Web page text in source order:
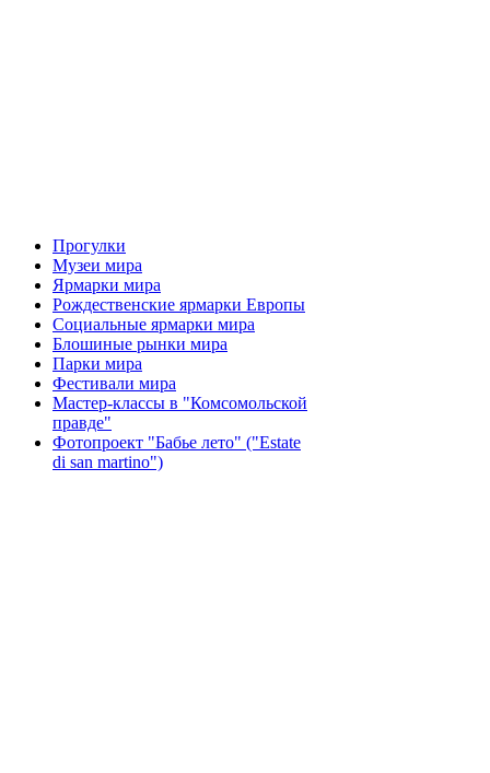
Прогулки
Музеи мира
Ярмарки мира
Рождественские ярмарки Европы
Социальные ярмарки мира
Блошиные рынки мира
Парки мира
Фестивали мира
Мастер-классы в "Комсомольской
правде"
Фотопроект "Бабье лето" ("Еstate
di san martino")